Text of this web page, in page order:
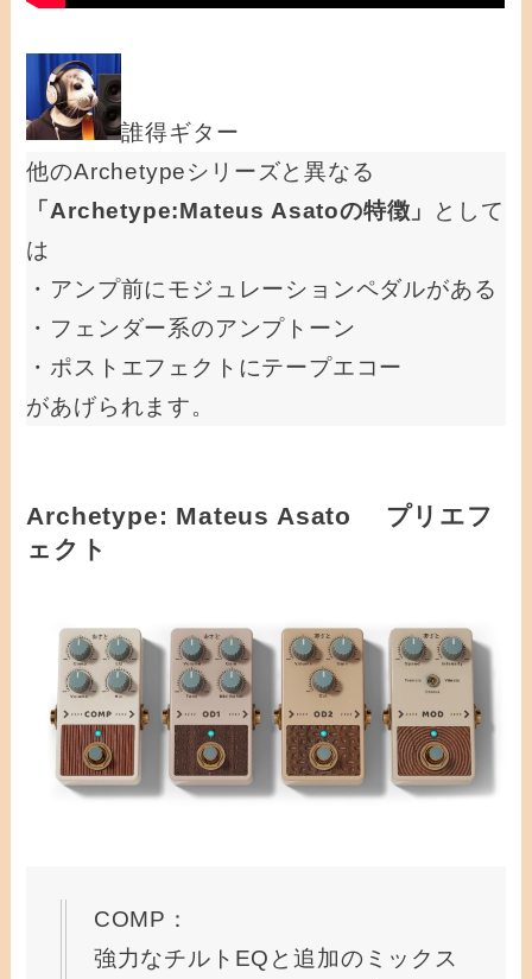
誰得ギター
他のArchetypeシリーズと異なる
「Archetype:Mateus Asatoの特徴」
として
は
・アンプ前にモジュレーションペダルがある
・フェンダー系のアンプトーン
・ポストエフェクトにテープエコー
があげられます。
Archetype: Mateus Asato プリエフ
ェクト
COMP：
強力なチルトEQと追加のミックス